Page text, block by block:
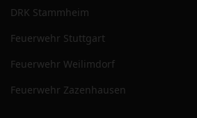
DRK Stammheim
Feuerwehr Stuttgart
Feuerwehr Weilimdorf
Feuerwehr Zazenhausen